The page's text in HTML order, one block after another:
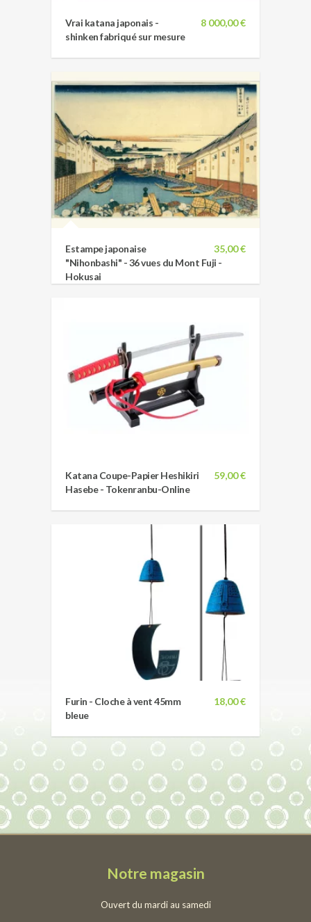
8 000,00 €
Vrai katana japonais -
shinken fabriqué sur mesure
35,00 €
Estampe japonaise
"Nihonbashi" - 36 vues du Mont Fuji -
Hokusai
59,00 €
Katana Coupe-Papier Heshikiri
Hasebe - Tokenranbu-Online
18,00 €
Furin - Cloche à vent 45mm
bleue
Notre magasin
Ouvert du mardi au samedi